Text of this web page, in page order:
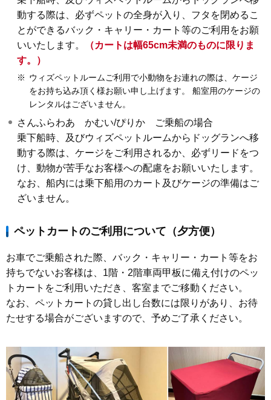
動する際は、必ずペットの全身が入り、フタを閉めるこ
とができるバック・キャリー・カート等のご利用をお願
いいたします。
（カートは幅65cm未満のものに限りま
す。）
※ ウィズペットルームご利用で小動物をお連れの際は、ケージ
をお持ち込み頂く様お願い申し上げます。 船室用のケージの
レンタルはございません。
さんふらわあ かむい/ぴりか ご乗船の場合
乗下船時、及びウィズペットルームからドッグランへ移
動する際は、ケージをご利用されるか、必ずリードをつ
け、動物が苦手なお客様への配慮をお願いいたします。
なお、船内には乗下船用のカート及びケージの準備はご
ざいません。
ペットカートのご利用について（夕方便）
お車でご乗船された際、バック・キャリー・カート等をお
持ちでないお客様は、1階・2階車両甲板に備え付けのペッ
トカートをご利用いただき、客室までご移動ください。
なお、ペットカートの貸し出し台数には限りがあり、お待
たせする場合がございますので、予めご了承ください。